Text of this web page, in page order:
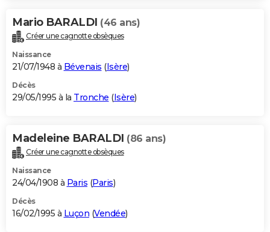
Mario BARALDI (46 ans)
Créer une cagnotte obsèques
Naissance
21/07/1948 à Bévenais (Isère)
Décès
29/05/1995 à la Tronche (Isère)
Madeleine BARALDI (86 ans)
Créer une cagnotte obsèques
Naissance
24/04/1908 à Paris (Paris)
Décès
16/02/1995 à Luçon (Vendée)